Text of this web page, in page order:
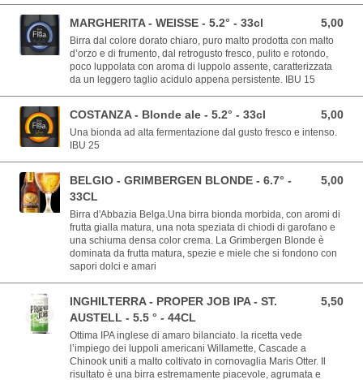
MARGHERITA - WEISSE - 5.2° - 33cl 5,00
5,00 EUR
Birra dal colore dorato chiaro, puro malto prodotta con malto
d’orzo e di frumento, dal retrogusto fresco, pulito e rotondo,
poco luppolata con aroma di luppolo assente, caratterizzata
da un leggero taglio acidulo appena persistente. IBU 15
COSTANZA - Blonde ale - 5.2° - 33cl 5,00
5,00 EUR
Una bionda ad alta fermentazione dal gusto fresco e intenso.
IBU 25
BELGIO - GRIMBERGEN BLONDE - 6.7° -
33CL
5,00
5,00 EUR
Birra d'Abbazia Belga.Una birra bionda morbida, con aromi di
frutta gialla matura, una nota speziata di chiodi di garofano e
una schiuma densa color crema. La Grimbergen Blonde è
dominata da frutta matura, spezie e miele che si fondono con
sapori dolci e amari
INGHILTERRA - PROPER JOB IPA - ST.
AUSTELL - 5.5 ° - 44CL
5,50
5,50 EUR
Ottima IPA inglese di amaro bilanciato. la ricetta vede
l’impiego dei luppoli americani Willamette, Cascade a
Chinook uniti a malto coltivato in cornovaglia Maris Otter. Il
risultato è una birra estremamente piacevole, agrumata e